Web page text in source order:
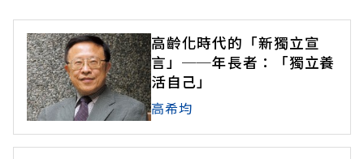
高齡化時代的「新獨立宣
言」──年長者：「獨立養
活自己」
高希均